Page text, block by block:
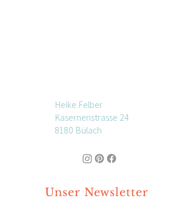
Heike Felber
Kasernenstrasse 24
8180 Bülach
Unser Newsletter